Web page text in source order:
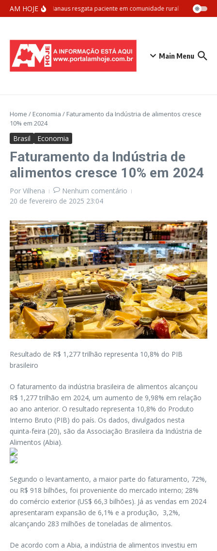
Ir para o conteúdo
AM HOJESamu Manaus resgata paciente em comunidade rural com apoio
Main Menu
Home / Economia / Faturamento da Indústria de alimentos cresce
10% em 2024
Brasil Economia
Faturamento da Indústria de
alimentos cresce 10% em 2024
Por Vilhena
Nenhum comentário
20 de fevereiro de 2025 23:04
Resultado de R$ 1,277 trilhão representa 10,8% do PIB
brasileiro
O faturamento da indústria brasileira de alimentos alcançou
R$ 1,277 trilhão em 2024, um aumento de 9,98% em relação
ao ano anterior. O resultado representa 10,8% do Produto
Interno Bruto (PIB) do país. Os dados, divulgados nesta
quinta-feira (20), são da Associação Brasileira da Indústria de
Alimentos (Abia).
Segundo o levantamento, a maior parte do faturamento, 72%,
ou R$ 918 bilhões, foi proveniente do mercado interno; 28%
do comércio exterior (US$ 66,3 bilhões). Já as vendas em 2024
apresentaram expansão de 6,1% e a produção, 3,2%,
alcançando 283 milhões de toneladas de alimentos.
De acordo com a Abia, a indústria de alimentos investiu em